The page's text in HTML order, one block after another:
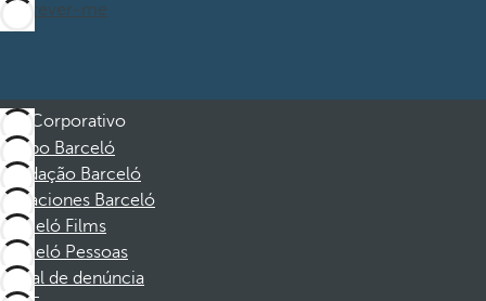
Inscrever-me
Corporativo
Grupo Barceló
Fundação Barceló
Vacaciones Barceló
Barceló Films
Barceló Pessoas
Canal de denúncia